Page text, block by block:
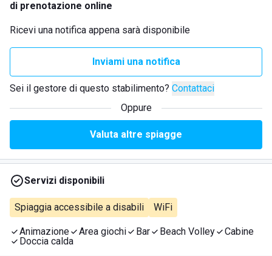
di prenotazione online
Ricevi una notifica appena sarà disponibile
Inviami una notifica
Sei il gestore di questo stabilimento? Contattaci
Oppure
Valuta altre spiagge
Servizi disponibili
Spiaggia accessibile a disabili WiFi
Animazione Area giochi Bar Beach Volley
Cabine
Doccia calda